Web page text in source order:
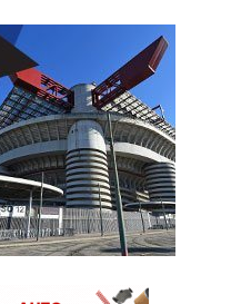
asslani i frattesi to może
nie rozpoczął w tym sezonie xd
40mln z powrotem do kieszeni
na te okienko.